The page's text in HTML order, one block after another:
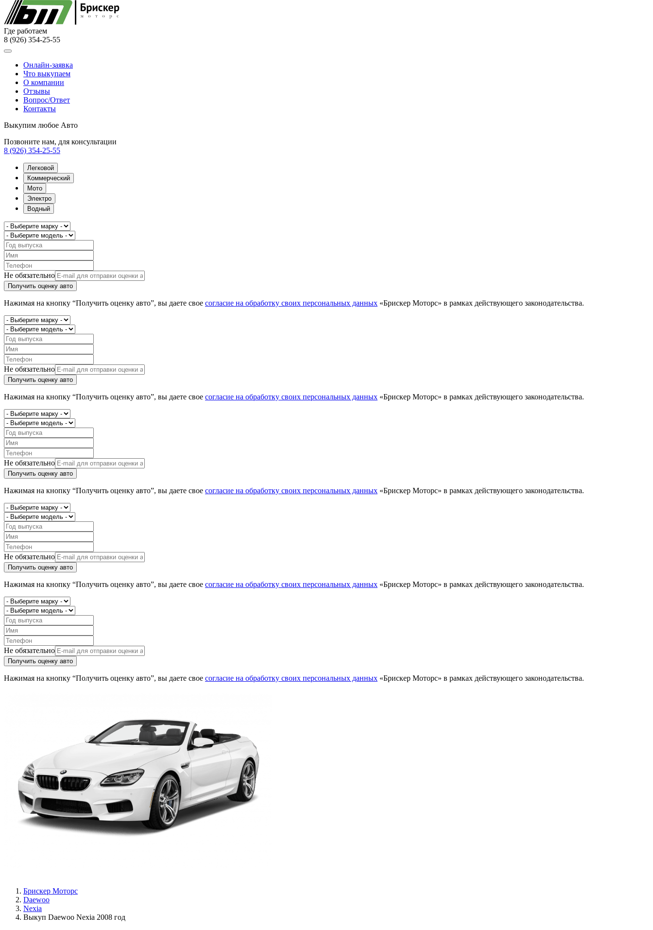
Где работаем
8 (926) 354-25-55
Онлайн-заявка
Что выкупаем
О компании
Отзывы
Вопрос/Ответ
Контакты
Выкупим любое Авто
Позвоните нам, для консультации
8 (926) 354-25-55
Легковой
Коммерческий
Мото
Электро
Водный
Не обязательно
Получить оценку авто
Нажимая на кнопку “Получить оценку авто”, вы даете свое согласие на обработку своих персональных данных «Брискер Моторс» в рамках действующего законодательства.
Не обязательно
Получить оценку авто
Нажимая на кнопку “Получить оценку авто”, вы даете свое согласие на обработку своих персональных данных «Брискер Моторс» в рамках действующего законодательства.
Не обязательно
Получить оценку авто
Нажимая на кнопку “Получить оценку авто”, вы даете свое согласие на обработку своих персональных данных «Брискер Моторс» в рамках действующего законодательства.
Не обязательно
Получить оценку авто
Нажимая на кнопку “Получить оценку авто”, вы даете свое согласие на обработку своих персональных данных «Брискер Моторс» в рамках действующего законодательства.
Не обязательно
Получить оценку авто
Нажимая на кнопку “Получить оценку авто”, вы даете свое согласие на обработку своих персональных данных «Брискер Моторс» в рамках действующего законодательства.
Брискер Моторс
Daewoo
Nexia
Выкуп Daewoo Nexia 2008 год